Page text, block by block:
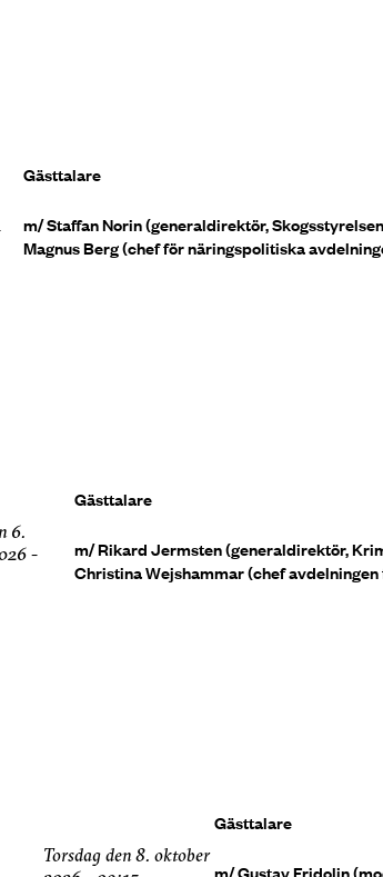
Gästtalare
m/ Staffan Norin (generaldirektör,
Magnus Berg (chef för näringspolitiska
-
Gästtalare
m/ Rikard Jermsten (generaldirektör,
Christina Wejshammar (chef
torsdag den 8. oktober
Gästtalare
m/ Gustav Fridolin